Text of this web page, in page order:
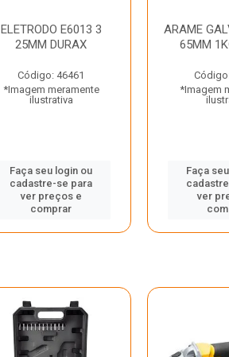
ELETRODO E6013 3
25MM DURAX
Código: 46461
*Imagem meramente
ilustrativa
Faça seu login ou
cadastre-se para
ver preços e
comprar
ARAME
65MM
*Imagem
Faça
ver